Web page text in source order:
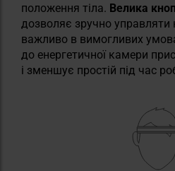
положення тіла. Велика
дозволяє зручно управляти
важливо в вимогливих
до енергетичної камери
і зменшує простій під час